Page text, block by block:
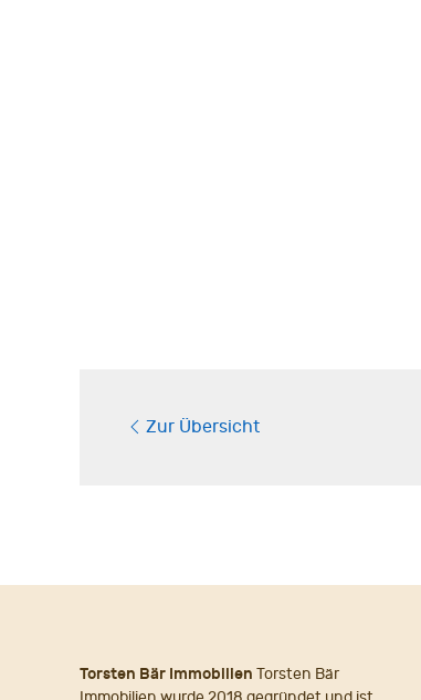
Zur Übersicht
Torsten Bär Immobilien Torsten Bär